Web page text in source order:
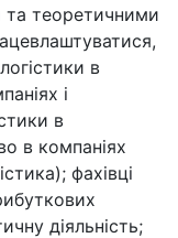
та теоретичними
в
і
в
в компаніях
фахівці
діяльність;